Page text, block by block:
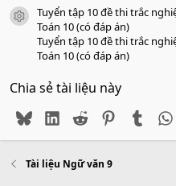
icon tài liệu
Tuyển tập 10 đề thi trắc
Toán 10 (có đáp án)
Tuyển tập 10 đề thi trắc
Toán 10 (có đáp án)
Chia sẻ tài liệu này
BlueskyLinkedIn
Reddit PinterestTumblr
Tài liệu Ngữ văn 9